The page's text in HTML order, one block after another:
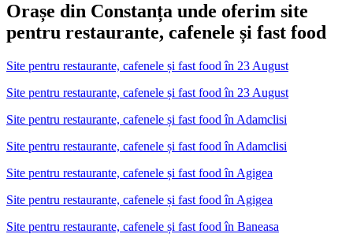
Orașe din Constanța unde oferim site
pentru restaurante, cafenele și fast food
Site pentru restaurante, cafenele și fast food în 23 August
Site pentru restaurante, cafenele și fast food în 23 August
Site pentru restaurante, cafenele și fast food în Adamclisi
Site pentru restaurante, cafenele și fast food în Adamclisi
Site pentru restaurante, cafenele și fast food în Agigea
Site pentru restaurante, cafenele și fast food în Agigea
Site pentru restaurante, cafenele și fast food în Baneasa